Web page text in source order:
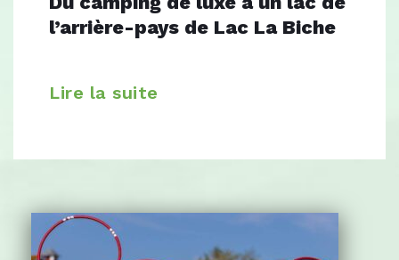
l’arrière-pays de Lac La Biche
Lire la suite